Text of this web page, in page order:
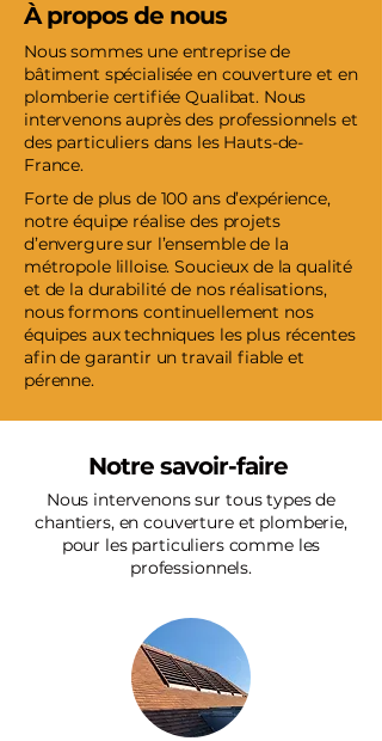
À propos de nous
Nous sommes une entreprise de
bâtiment spécialisée en couverture et en
plomberie certifiée Qualibat. Nous
intervenons auprès des professionnels et
des particuliers dans les Hauts-de-
France.
Forte de plus de 100 ans d’expérience,
notre équipe réalise des projets
d’envergure sur l’ensemble de la
métropole lilloise. Soucieux de la qualité
et de la durabilité de nos réalisations,
nous formons continuellement nos
équipes aux techniques les plus récentes
afin de garantir un travail fiable et
pérenne.
Notre savoir-faire
Nous intervenons sur tous types de
chantiers, en couverture et plomberie,
pour les particuliers comme les
professionnels.